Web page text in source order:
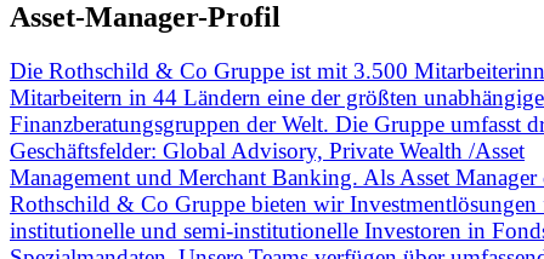
Asset-Manager-Profil
Die Rothschild & Co Gruppe ist mit 3.500
Mitarbeitern in 44 Ländern eine der größten
Finanzberatungsgruppen der Welt. Die Gruppe umfasst
Geschäftsfelder: Global Advisory, Private Wealth /Asset
Management und Merchant Banking. Als Asset Manager
Rothschild & Co Gruppe bieten wir Investmentlösungen
institutionelle und semi-institutionelle Investoren in